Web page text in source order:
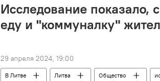
Исследование показало,
еду и "коммуналку"
29 апреля 2024, 19:00
В Литве Литва Общество